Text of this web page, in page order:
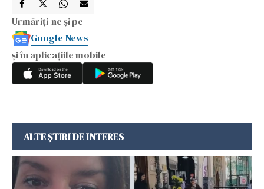
Urmăriți-ne și pe
Google News
și în aplicațiile mobile
ALTE ȘTIRI DE INTERES